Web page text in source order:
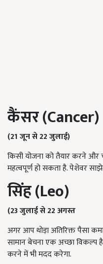
कैंसर (Cancer)
(21 जून से 22 जुलाई)
किसी योजना को तैयार करने और
महत्वपूर्ण हो सकता है. पेशेवर
सिंह (Leo)
(23 जुलाई से 22 अगस्त
अगर आप थोड़ा अतिरिक्त पैसा
सामान बेचना एक अच्छा विकल्प
करने में भी मदद करेगा.